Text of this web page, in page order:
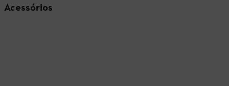
Acessórios